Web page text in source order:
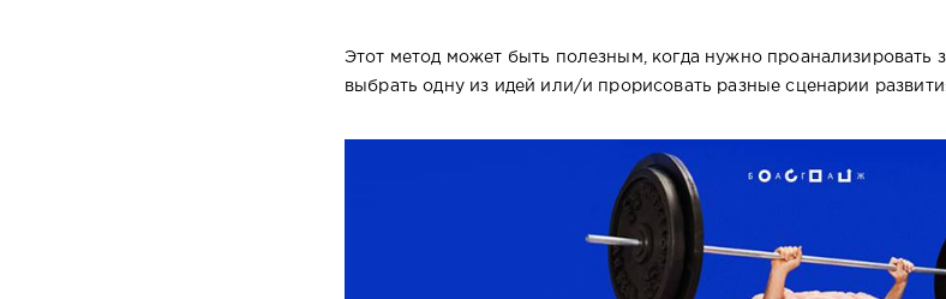
Этот метод может быть полезным, когда нужно проанализировать
выбрать одну из идей или/и прорисовать разные сценарии